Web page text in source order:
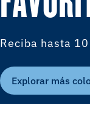
Reciba hasta
Explorar más